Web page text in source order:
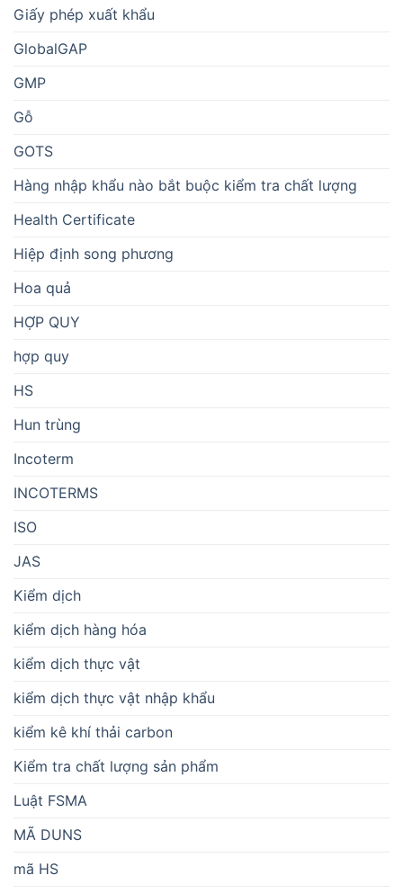
Giấy phép xuất khẩu
GlobalGAP
GMP
Gỗ
GOTS
Hàng nhập khẩu nào bắt buộc kiểm tra chất lượng
Health Certificate
Hiệp định song phương
Hoa quả
HỢP QUY
hợp quy
HS
Hun trùng
Incoterm
INCOTERMS
ISO
JAS
Kiểm dịch
kiểm dịch hàng hóa
kiểm dịch thực vật
kiểm dịch thực vật nhập khẩu
kiểm kê khí thải carbon
Kiểm tra chất lượng sản phẩm
Luật FSMA
MÃ DUNS
mã HS